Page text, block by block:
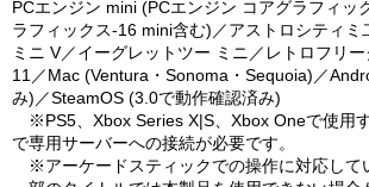
PCエンジン mini (PCエンジン コアグラフィッ
ラフィックス-16 mini含む)／アストロシティミ
ミニ V／イーグレットツー ミニ／レトロフリー
11／Mac (Ventura・Sonoma・Sequoia)／
み)／SteamOS (3.0で動作確認済み)
※PS5、Xbox Series X|S、Xbox Oneで使用
で専用サーバーへの接続が必要です。
※アーケードスティックでの操作に対応して